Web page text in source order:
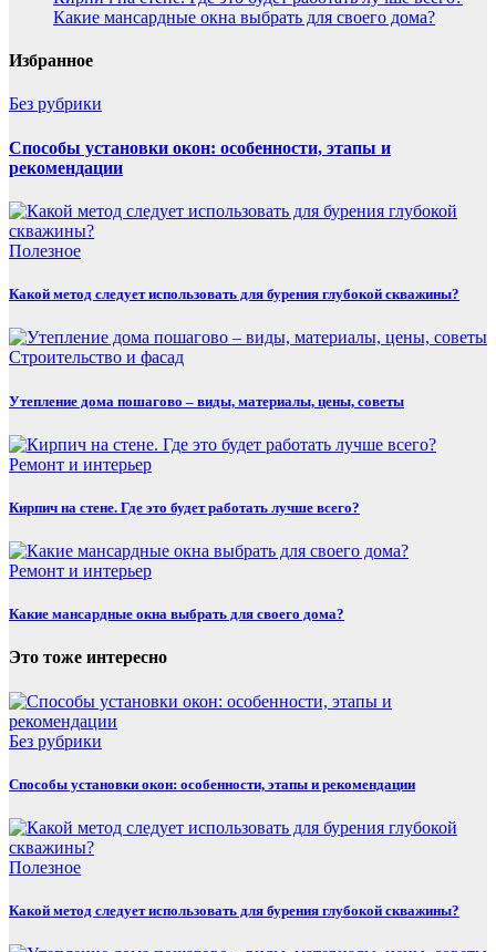
Какие мансардные окна выбрать для своего дома?
Избранное
Без рубрики
Способы установки окон: особенности, этапы и
рекомендации
Полезнoe
Какой метод следует использовать для бурения глубокой скважины?
Строительство и фасад
Утепление дома пошагово – виды, материалы, цены, советы
Ремонт и интерьер
Кирпич на стене. Где это будет работать лучше всего?
Ремонт и интерьер
Какие мансардные окна выбрать для своего дома?
Это тоже интересно
Без рубрики
Способы установки окон: особенности, этапы и рекомендации
Полезнoe
Какой метод следует использовать для бурения глубокой скважины?